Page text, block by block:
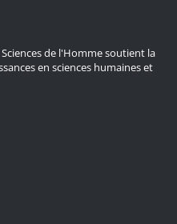
de l'Homme soutient la
en sciences humaines et